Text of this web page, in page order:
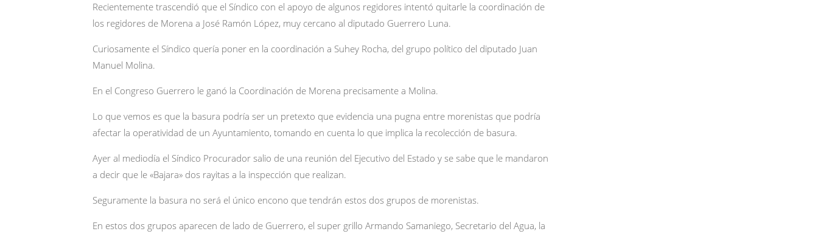
Recientemente trascendió que el Síndico con el apoyo de algunos regidores intentó quitarle la coordinación de
los regidores de Morena a José Ramón López, muy cercano al diputado Guerrero Luna.
Curiosamente el Síndico quería poner en la coordinación a Suhey Rocha, del grupo político del diputado Juan
Manuel Molina.
En el Congreso Guerrero le ganó la Coordinación de Morena precisamente a Molina.
Lo que vemos es que la basura podría ser un pretexto que evidencia una pugna entre morenistas que podría
afectar la operatividad de un Ayuntamiento, tomando en cuenta lo que implica la recolección de basura.
Ayer al mediodía el Síndico Procurador salio de una reunión del Ejecutivo del Estado y se sabe que le mandaron
a decir que le «Bajara» dos rayitas a la inspección que realizan.
Seguramente la basura no será el único encono que tendrán estos dos grupos de morenistas.
En estos dos grupos aparecen de lado de Guerrero, el super grillo Armando Samaniego, Secretario del Agua, la